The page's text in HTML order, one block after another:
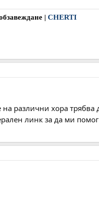
| CHERTI
на различни хора
линк за да ми